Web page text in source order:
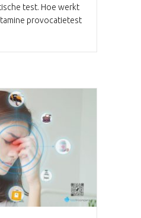
test. Hoe werkt
provocatietest